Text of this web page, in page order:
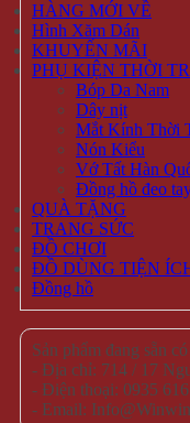
HÀNG MỚI VỀ
Hình Xăm Dán
KHUYẾN MÃI
PHỤ KIỆN THỜI
Bóp Da Nam
Dây nịt
Mắt Kính Thời
Nón Kiểu
Vớ Tất Hàn
Đồng hồ đeo
QUÀ TẶNG
TRANG SỨC
ĐỒ CHƠI
ĐỒ DÙNG TIỆN
Đồng hồ
Sản phẩm đang sẵn
- Địa chỉ: 714 / 17
- Điện thoại: 0935
- Email: